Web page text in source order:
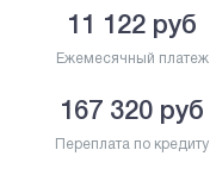
11 122 руб
Ежемесячный платеж
167 320 руб
Переплата по кредиту